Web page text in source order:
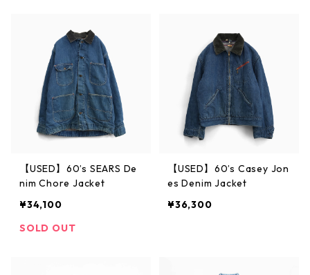
【USED】60’s SEARS De
nim Chore Jacket
¥34,100
SOLD OUT
【USED】60’s Casey Jon
es Denim Jacket
¥36,300